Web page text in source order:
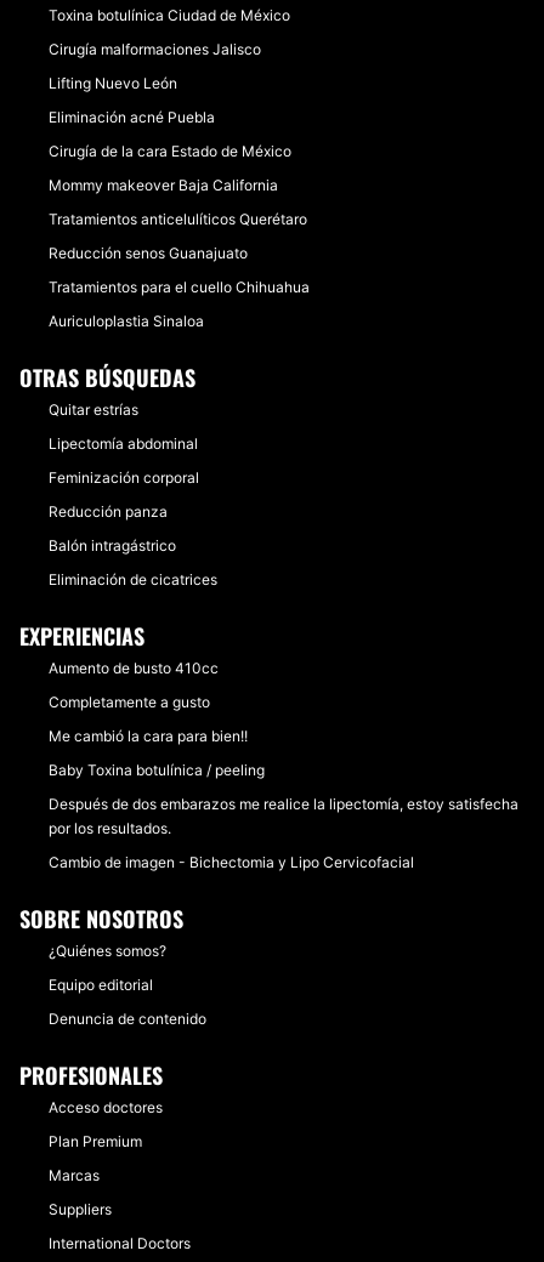
Toxina botulínica Ciudad de México
Cirugía malformaciones Jalisco
Lifting Nuevo León
Eliminación acné Puebla
Cirugía de la cara Estado de México
Mommy makeover Baja California
Tratamientos anticelulíticos Querétaro
Reducción senos Guanajuato
Tratamientos para el cuello Chihuahua
Auriculoplastia Sinaloa
OTRAS BÚSQUEDAS
Quitar estrías
Lipectomía abdominal
Feminización corporal
Reducción panza
Balón intragástrico
Eliminación de cicatrices
EXPERIENCIAS
Aumento de busto 410cc
Completamente a gusto
Me cambió la cara para bien!!
Baby Toxina botulínica / peeling
Después de dos embarazos me realice la lipectomía, estoy satisfecha
por los resultados.
Cambio de imagen - Bichectomia y Lipo Cervicofacial
SOBRE NOSOTROS
¿Quiénes somos?
Equipo editorial
Denuncia de contenido
PROFESIONALES
Acceso doctores
Plan Premium
Marcas
Suppliers
International Doctors